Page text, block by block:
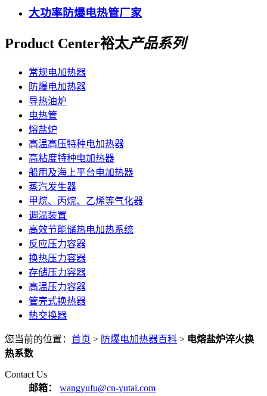
大功率防爆电热管厂家
Product Center裕太产品系列
常规电加热器
防爆电加热器
导热油炉
电热管
熔盐炉
高温高压特种电加热器
高粘度特种电加热器
船用及海上平台电加热器
蒸汽发生器
甲烷、丙烷、乙烯等气化器
调温装置
高效节能储热电加热系统
反应压力容器
换热压力容器
存储压力容器
高温压力容器
管壳式换热器
热交换器
您当前的位置： 首页 > 防爆电加热器百科 > 电熔盐炉淬火换
热系数
Contact Us
邮箱：
wangyufu@cn-yutai.com